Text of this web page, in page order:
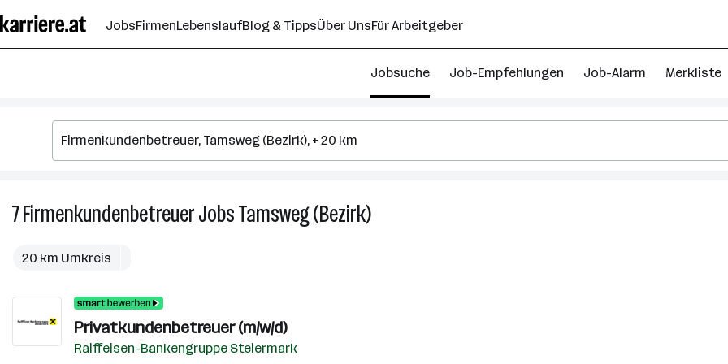
Seiteninhalt
springen
JobsFirmenLebenslaufBlog & TippsÜber UnsFür Arbeitgeber
Jobsuche Job-Empfehlungen Job-Alarm Merkliste
7FirmenkundenbetreuerJobsTamsweg (Bezirk)7
20 km Umkreis
Privatkundenbetreuer (m/w/d)
Raiffeisen-Bankengruppe Steiermark